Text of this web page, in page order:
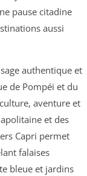
pause citadine
aussi
authentique et
de Pompéi et du
aventure et
et des
Capri permet
falaises
bleue et jardins